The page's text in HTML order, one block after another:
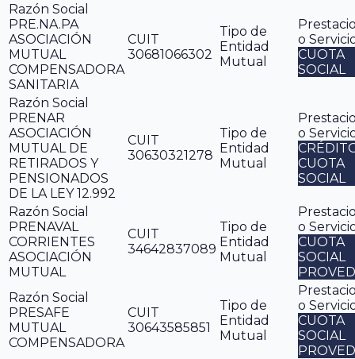
Razón Social
PRE.NA.PA
ASOCIACIÓN
MUTUAL
COMPENSADORA
SANITARIA
CUIT
30681066302
Tipo de
Entidad
Mutual
o
CUOTA
SOCIAL
Razón Social
PRENAR
ASOCIACIÓN
MUTUAL DE
RETIRADOS Y
PENSIONADOS
DE LA LEY 12.992
CUIT
30630321278
Tipo de
Entidad
Mutual
o
CUOTA
SOCIAL
Razón Social
PRENAVAL
CORRIENTES
ASOCIACIÓN
MUTUAL
CUIT
34642837089
Tipo de
Entidad
Mutual
o
CUOTA
SOCIAL
Razón Social
PRESAFE
MUTUAL
COMPENSADORA
CUIT
30643585851
Tipo de
Entidad
Mutual
o
CUOTA
SOCIAL